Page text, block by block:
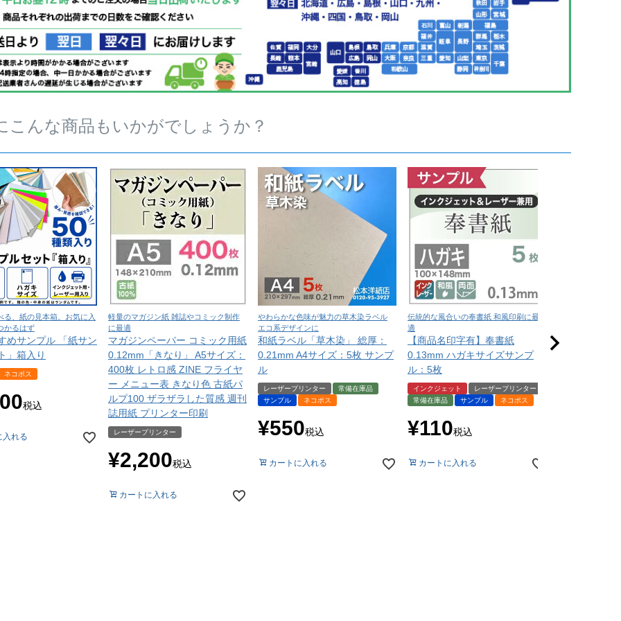
こんな商品もいかがでしょうか？
る、紙の見本箱。お気に入
かるはず
めサンプル 「紙サン
」箱入り
ネコポス
税込
入れる
軽量のマガジン紙 雑誌やコミック制作
に最適
マガジンペーパー コミック用紙
0.12mm「きなり」 A5サイズ：
400枚 レトロ感 ZINE フライヤ
ー メニュー表 きなり色 古紙パ
ルプ100 ザラザラした質感 週刊
誌用紙 プリンター印刷
レーザープリンター
¥2,200税込
カートに入れる
やわらかな色味が魅力の草木染ラベル
エコ系デザインに
和紙ラベル「草木染」 総厚：
0.21mm A4サイズ：5枚 サンプ
ル
レーザープリンター
常備在庫品
サンプル
ネコポス
¥550税込
カートに入れる
伝統的な風合いの奉書紙 和風印刷に最
適
【商品名印字有】奉書紙
0.13mm ハガキサイズサンプ
ル：5枚
インクジェット
レーザープリンター
常備在庫品
サンプル ネコポス
¥110税込
カートに入れる
NTラシャ